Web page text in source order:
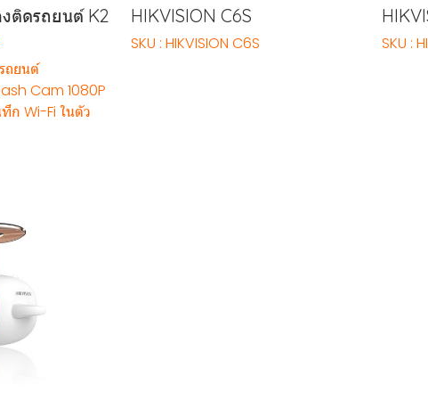
ติดรถยนต์ K2
ถยนต์
Cam 1080P
ก Wi-Fi ในตัว
HIKVISION C6S
SKU : HIKVISION C6S SKU :